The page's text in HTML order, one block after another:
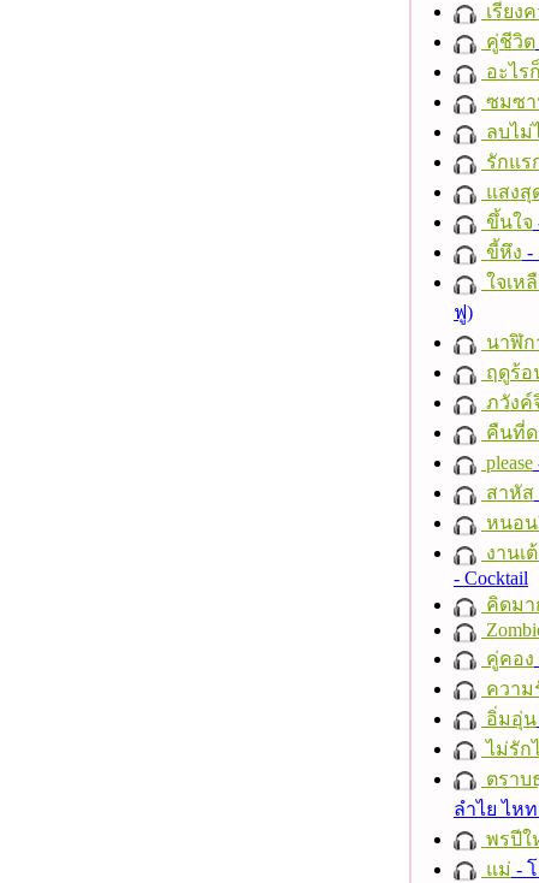
เรียง
คู่ชีวิต
อะไร
ซมซ
ลบไม่
รักแร
แสงสุ
ขึ้นใจ
ขี้หึง -
ใจเห
ฟู)
นาฬิก
ฤดูร้อ
ภวังค์
คืนที่ด
please
สาหัส
หนอน
งานเ
- Cocktail
คิดมา
คู่คอง
ความ
อิ่มอุ่น
ไม่รัก
ตราบ
ลำไย ไห
พรปีใ
แม่ -